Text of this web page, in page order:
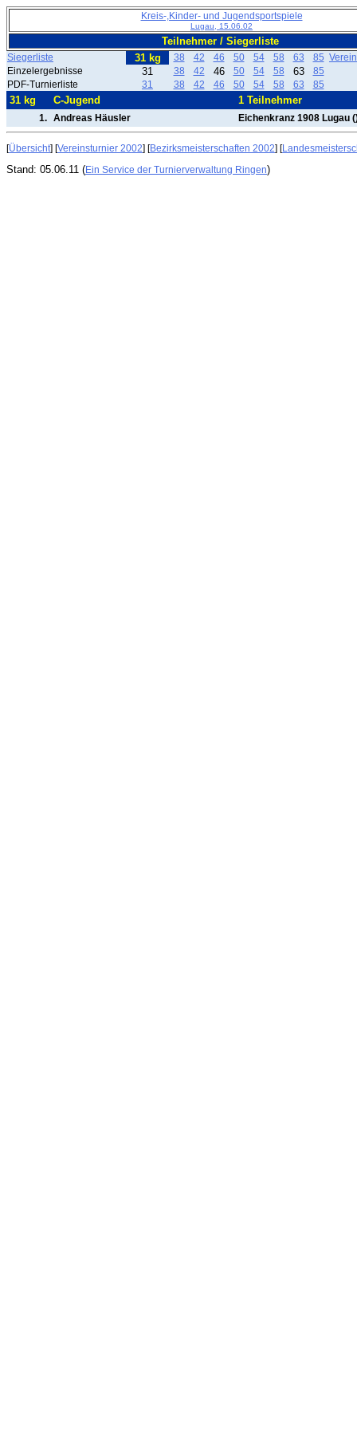
Kreis-,Kinder- und Jugendsportspiele
Lugau, 15.06.02
Teilnehmer / Siegerliste
Siegerliste 31 kg 38 42 46 50 54 58 63 85
Einzelergebnisse
31 38 42 46 50 54 58 63
85
PDF-Turnierliste
31 38 42 46 50 54 58 63 85
31 kg C-Jugend 1 Teilnehmer
1. Andreas Häusler Eichenkranz 1908 Lugau
[Übersicht] [Vereinsturnier 2002] [Bezirksmeisterschaften 2002] [
Stand: 05.06.11 (Ein Service der Turnierverwaltung Ringen)